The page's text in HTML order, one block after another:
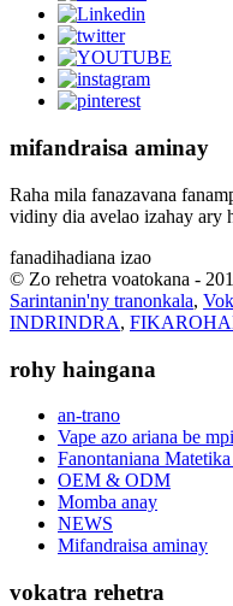
mifandraisa aminay
Raha mila fanazavana
vidiny dia avelao izahay ary
fanadihadiana izao
© Zo rehetra voatokana -
Sarintanin'ny tranonkala,
INDRINDRA,
rohy haingana
an-trano
Vape azo ariana be
Fanontaniana
OEM & ODM
Momba anay
NEWS
Mifandraisa aminay
vokatra rehetra